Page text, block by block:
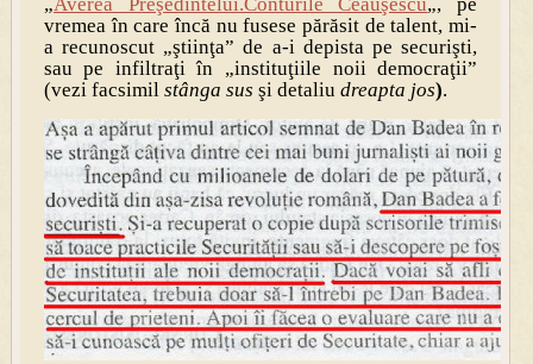
vremea în care încă nu fusese părăsit de talent, mi-
a recunoscut „ştiinţa” de a-i depista pe securişti,
sau pe infiltraţi în „instituţiile noii democraţii”
(vezi facsimil stânga sus şi detaliu dreapta jos).